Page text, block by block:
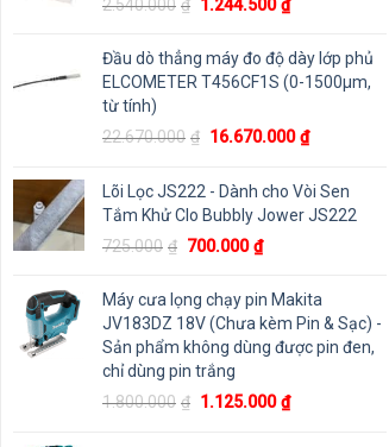
2.540.000 ₫
là:
2.540.000₫.
1.244.500 ₫
tại
là:
Đầu dò thẳng máy đo độ dày lớp phủ
ELCOMETER T456CF1S (0-1500μm,
từ tính)
22.670.000 ₫ Giá
là:
22.670.000₫.
16.670.000 ₫Giá
tại
là:
Lõi Lọc JS222 - Dành cho Vòi Sen
Tắm Khử Clo Bubbly Jower JS222
725.000 ₫ Giá
là:
725.000₫.
700.000 ₫Giá
tại
là:
700.000₫.
Máy cưa lọng chạy pin Makita
JV183DZ 18V (Chưa kèm Pin & Sạc) -
Sản phẩm không dùng được pin đen,
chỉ dùng pin trắng
1.800.000 ₫ Giá
1.125.000 ₫Giá